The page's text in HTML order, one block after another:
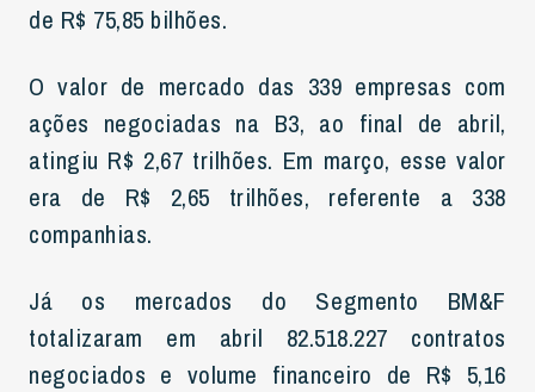
de R$ 75,85 bilhões.
O valor de mercado das 339 empresas com
ações negociadas na B3, ao final de abril,
atingiu R$ 2,67 trilhões. Em março, esse valor
era de R$ 2,65 trilhões, referente a 338
companhias.
Já os mercados do Segmento BM&F
totalizaram em abril 82.518.227 contratos
negociados e volume financeiro de R$ 5,16